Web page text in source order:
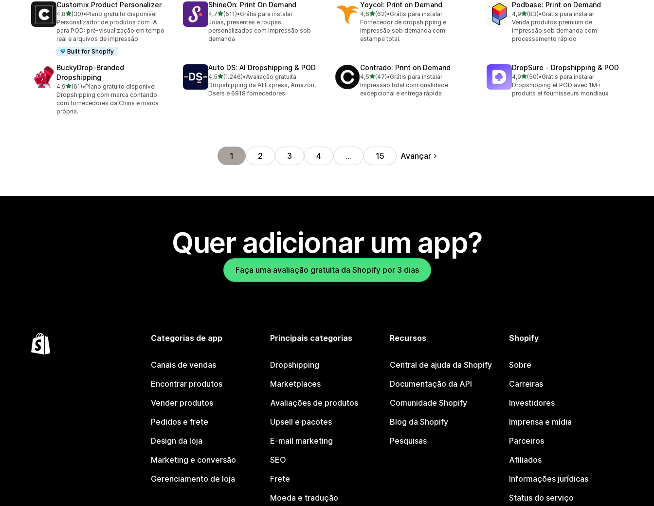
Customix Product Personalizer
4,8de 5 estrelas
(30)
30 avaliações ao todo
•Plano gratuito disponível
Personalizador de produtos com IA
para POD: pré-visualização em tempo
real e arquivos de impressão
Built for Shopify
ShineOn: Print On Demand
4,7de 5 estrelas
(511)
511 avaliações ao todo
•Grátis para instalar
Joias, presentes e roupas
personalizados com impressão sob
demanda
Yoycol: Print on Demand
4,6de 5 estrelas
(62)
62 avaliações ao todo
•Grátis para instalar
Fornecedor de dropshipping e
impressão sob demanda com
estampa total.
Podbase: Print on Demand
4,9de 5 estrelas
(83)
83 avaliações ao todo
•Grátis para instalar
Venda produtos premium de
impressão sob demanda com
processamento rápido
BuckyDrop‑Branded
Dropshipping
4,9de 5 estrelas
(61)
61 avaliações ao todo
•Plano gratuito disponível
Dropshipping com marca contando
com fornecedores da China e marca
própria.
Auto DS: AI Dropshipping & POD
4,5de 5 estrelas
(1.246)
1246 avaliações ao todo
•Avaliação gratuita
Dropshipping da AliExpress, Amazon,
Dsers e 6918 fornecedores.
Contrado: Print on Demand
4,5de 5 estrelas
(47)
47 avaliações ao todo
•Grátis para instalar
Impressão total com qualidade
excepcional e entrega rápida
DropSure ‑ Dropshipping & POD
4,9de 5 estrelas
(50)
50 avaliações ao todo
•Grátis para instalar
Dropshipping et POD avec 1M+
produits et fournisseurs mondiaux
1 2 3 4 … 15 Avançar
Quer adicionar um app?
Faça uma avaliação gratuita da Shopify por 3 dias
Categorias de app
Canais de vendas
Encontrar produtos
Vender produtos
Pedidos e frete
Design da loja
Marketing e conversão
Gerenciamento de loja
Principais categorias
Dropshipping
Marketplaces
Avaliações de produtos
Upsell e pacotes
E-mail marketing
SEO
Frete
Moeda e tradução
Recursos
Central de ajuda da Shopify
Documentação da API
Comunidade Shopify
Blog da Shopify
Pesquisas
Shopify
Sobre
Carreiras
Investidores
Imprensa e mídia
Parceiros
Afiliados
Informações jurídicas
Status do serviço